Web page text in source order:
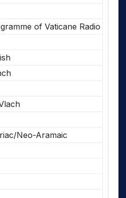
of Vaticane Radio
Neo-Aramaic